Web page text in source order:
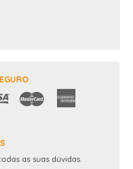
as suas dúvidas.